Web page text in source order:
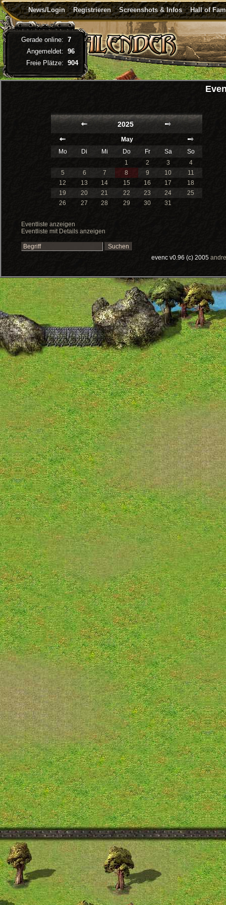
News/Login Registrieren Screenshots & Infos Hall of
2025
May
Mo
Di Mi Do Fr Sa
So
1
2 3
4
5
6 7 8 9 10
11
12
13 14 15 16 17
18
19
20 21 22 23 24
25
26
27 28 29 30 31
Eventliste anzeigen
Eventliste mit Details anzeigen
evenc v0.96 (c) 2005
Gerade online: 7
Angemeldet: 96
Freie Plätze: 904